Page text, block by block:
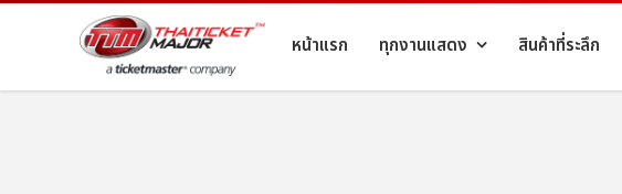
หน้าแรก ทุกงานแสดง สินค้าที่ระลึก